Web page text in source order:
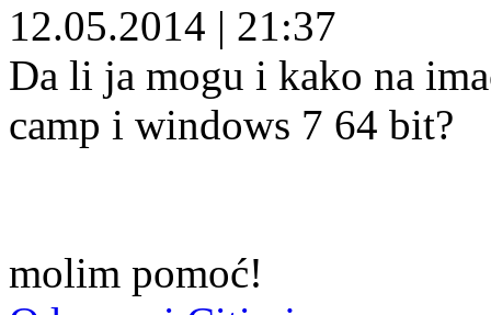
12.05.2014 | 21:37
Da li ja mogu i kako na
camp i windows 7 64 bit?
molim pomoć!